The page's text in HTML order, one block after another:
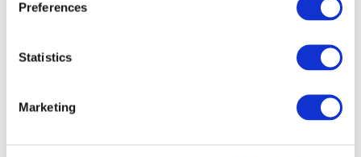
Preferences
Statistics
Marketing
palvelintietokoneiden päälle. Ympäristössä ei
ole turhia abstraktiokerroksia eikä muiden
kanssa jaettuja resursseja.
nopeampia kuin SSD.
Seravo on jo vuodesta
2018 käyttänyt kaikissa uusissa